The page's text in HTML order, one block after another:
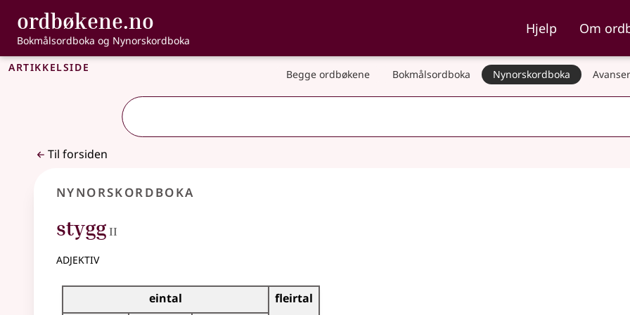
Gå til hovedinnhold
Tilgjengelighet
ordbøkene.no , Bokmålsordboka og Nynorskordboka
Bokmålsordboka og Nynorskordboka
Hjelp Om
Artikkelside Begge ordbøkene Bokmålsordboka Nynorskordboka
Til forsiden
Nynorskordboka
stygg II
adjektiv
Bøyningstabell for dette adjektivet
eintal fleirtal